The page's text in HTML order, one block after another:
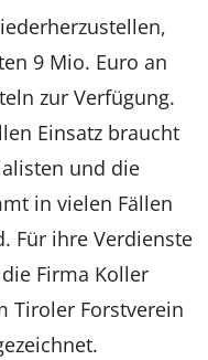
9 Mio. Euro an
zur Verfügung.
Einsatz braucht
und die
in vielen Fällen
Für ihre Verdienste
Firma Koller
Tiroler Forstverein